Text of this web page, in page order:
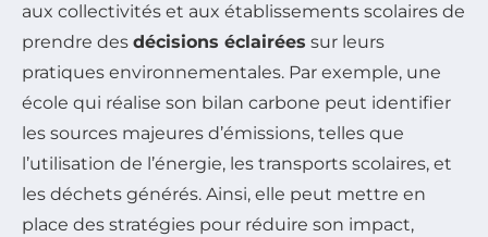
aux collectivités et aux établissements scolaires de
prendre des décisions éclairées sur leurs
pratiques environnementales. Par exemple, une
école qui réalise son bilan carbone peut identifier
les sources majeures d’émissions, telles que
l’utilisation de l’énergie, les transports scolaires, et
les déchets générés. Ainsi, elle peut mettre en
place des stratégies pour réduire son impact,